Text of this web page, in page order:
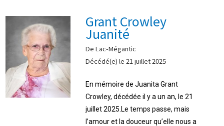
Grant Crowley
Juanité
De Lac-Mégantic
Décédé(e) le 21 juillet 2025
En mémoire de Juanita Grant
Crowley, décédée il y a un an, le 21
juillet 2025.Le temps passe, mais
l’amour et la douceur qu’elle nous a